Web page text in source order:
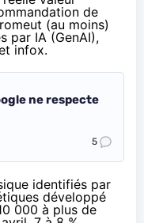
de
(au moins)
par IA (GenAI),
infox.
ne respecte
5
identifiés par
développé
000 à plus de